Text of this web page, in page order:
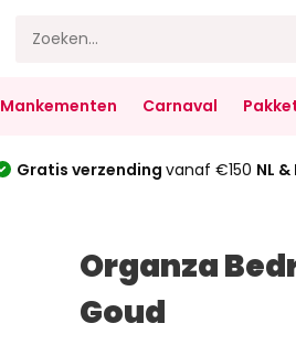
Mankementen Carnaval
Gratis verzending vanaf €150 NL &
Organza
Goud